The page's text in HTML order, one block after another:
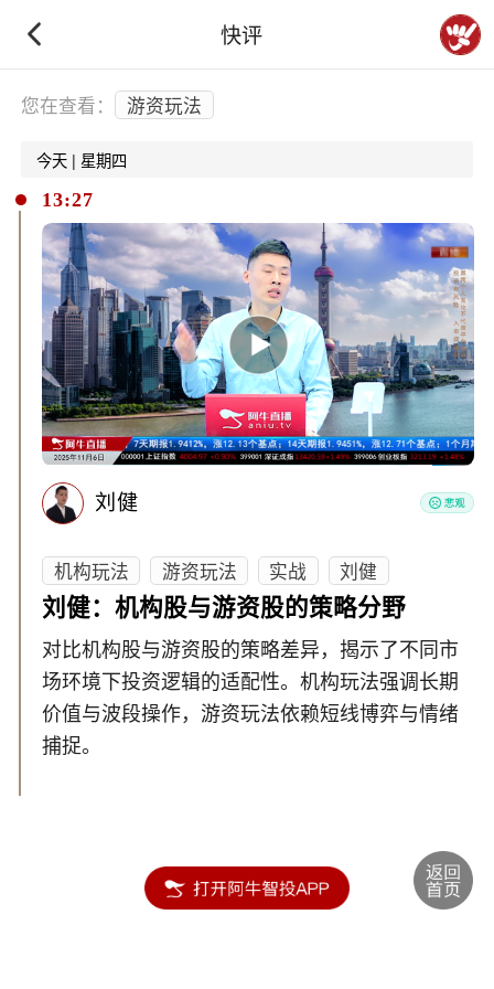
快评
下拉刷新
您在查看： 游资玩法
今天 | 星期四
13:27
刘健
机构玩法 游资玩法 实战
刘健
刘健：机构股与游资股的策略分野
对比机构股与游资股的策略差异，揭示了不同市
场环境下投资逻辑的适配性。机构玩法强调长期
价值与波段操作，游资玩法依赖短线博弈与情绪
捕捉。